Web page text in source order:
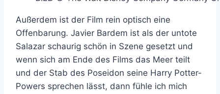
Außerdem ist der Film rein optisch eine
Offenbarung. Javier Bardem ist als der untote
Salazar schaurig schön in Szene gesetzt und
wenn sich am Ende des Films das Meer teilt
und der Stab des Poseidon seine Harry Potter-
Powers sprechen lässt, dann fühle ich mich